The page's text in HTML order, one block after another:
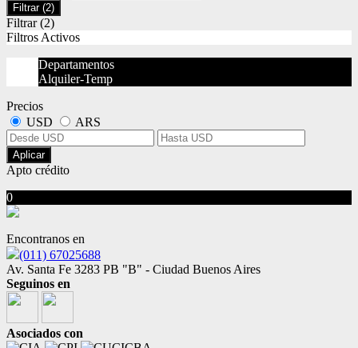
Filtrar (2)
Filtrar (2)
Filtros Activos
Departamentos
Alquiler-Temp
Precios
USD
ARS
Aplicar
Apto crédito
0
Encontranos en
(011) 67025688
Av. Santa Fe 3283 PB "B" - Ciudad Buenos Aires
Seguinos en
Asociados con